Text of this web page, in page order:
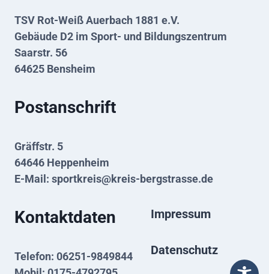
TSV Rot-Weiß Auerbach 1881 e.V.
Gebäude D2 im Sport- und Bildungszentrum
Saarstr. 56
64625 Bensheim
Postanschrift
Gräffstr. 5
64646 Heppenheim
E-Mail: sportkreis@kreis-bergstrasse.de
Kontaktdaten
Telefon: 06251-9849844
Impressum
Datenschutz